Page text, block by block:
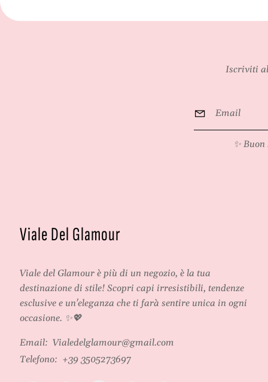
Iscriviti
*
✨
Viale Del Glamour
Viale del Glamour è più di un negozio, è la tua
destinazione di stile! Scopri capi irresistibili, tendenze
esclusive e un'eleganza che ti farà sentire unica in ogni
occasione. ✨💖
Email: Vialedelglamour@gmail.com
Telefono: +39 3505273697